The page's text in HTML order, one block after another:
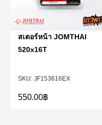
JF153616EX
สเตอร์หน้า JOMTHAI
520x16T
550.00฿